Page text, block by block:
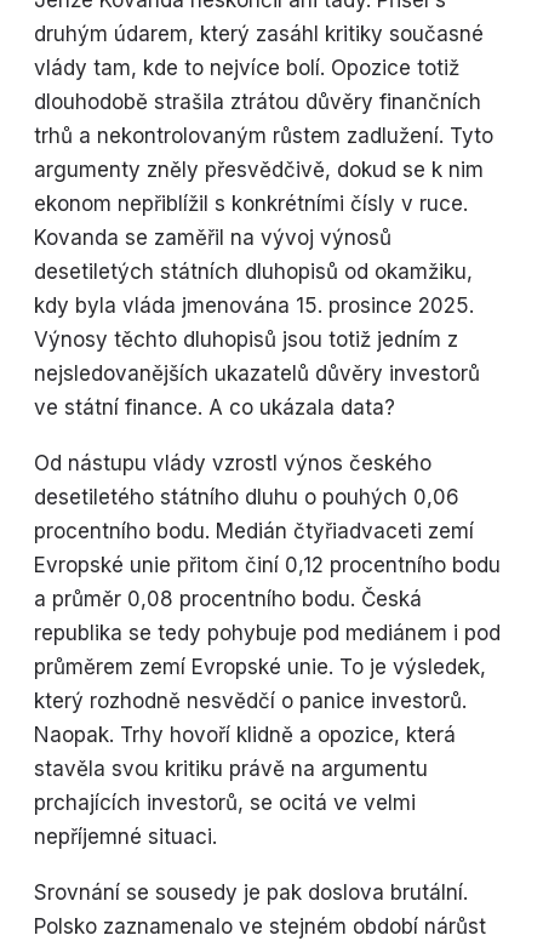
druhým údarem, který zasáhl kritiky současné
vlády tam, kde to nejvíce bolí. Opozice totiž
dlouhodobě strašila ztrátou důvěry finančních
trhů a nekontrolovaným růstem zadlužení. Tyto
argumenty zněly přesvědčivě, dokud se k nim
ekonom nepřiblížil s konkrétními čísly v ruce.
Kovanda se zaměřil na vývoj výnosů
desetiletých státních dluhopisů od okamžiku,
kdy byla vláda jmenována 15. prosince 2025.
Výnosy těchto dluhopisů jsou totiž jedním z
nejsledovanějších ukazatelů důvěry investorů
ve státní finance. A co ukázala data?
Od nástupu vlády vzrostl výnos českého
desetiletého státního dluhu o pouhých 0,06
procentního bodu. Medián čtyřiadvaceti zemí
Evropské unie přitom činí 0,12 procentního bodu
a průměr 0,08 procentního bodu. Česká
republika se tedy pohybuje pod mediánem i pod
průměrem zemí Evropské unie. To je výsledek,
který rozhodně nesvědčí o panice investorů.
Naopak. Trhy hovoří klidně a opozice, která
stavěla svou kritiku právě na argumentu
prchajících investorů, se ocitá ve velmi
nepříjemné situaci.
Srovnání se sousedy je pak doslova brutální.
Polsko zaznamenalo ve stejném období nárůst